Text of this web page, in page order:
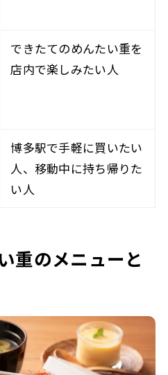
できたてのめんたい重を
店内で楽しみたい人
博多駅で手軽に買いたい
人、移動中に持ち帰りた
い人
重のメニューと